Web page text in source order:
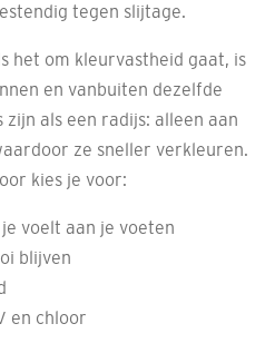
tegen slijtage.
het om kleurvastheid gaat, is
en vanbuiten dezelfde
als een radijs: alleen aan
ze sneller verkleuren.
kies je voor:
voelt aan je voeten
blijven
en chloor